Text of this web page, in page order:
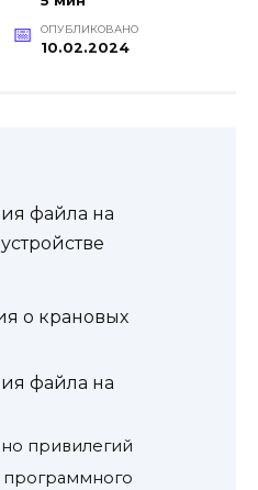
ОПУБЛИКОВАНО
10.02.2024
файла на
о крановых
файла на
привилегий